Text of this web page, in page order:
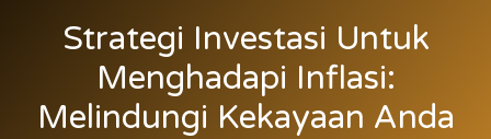
Strategi Investasi Untuk
Menghadapi Inflasi:
Melindungi Kekayaan Anda